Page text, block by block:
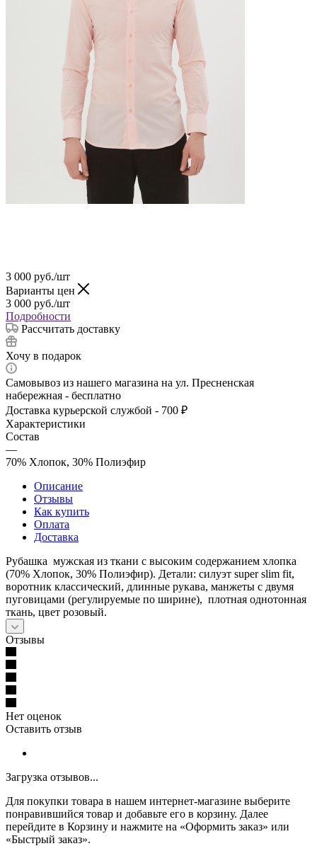
3 000 руб./шт
Варианты цен
3 000 руб./шт
Подробности
Рассчитать доставку
Хочу в подарок
Самовывоз из нашего магазина на ул. Пресненская
набережная - бесплатно
Доставка курьерской службой - 700 ₽
Характеристики
Состав
—
70% Хлопок, 30% Полиэфир
Описание
Отзывы
Как купить
Оплата
Доставка
Рубашка мужская из ткани с высоким содержанием хлопка
(70% Хлопок, 30% Полиэфир). Детали: силуэт super slim fit,
воротник классический, длинные рукава, манжеты с двумя
пуговицами (регулируемые по ширине), плотная однотонная
ткань, цвет розовый.
Отзывы
Нет оценок
Оставить отзыв
Загрузка отзывов...
Для покупки товара в нашем интернет-магазине выберите
понравившийся товар и добавьте его в корзину. Далее
перейдите в Корзину и нажмите на «Оформить заказ» или
«Быстрый заказ».